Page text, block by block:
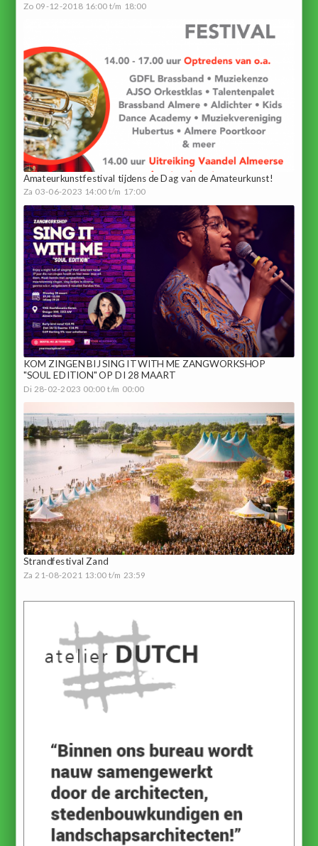
Zo 09-12-2018 16:00 t/m 18:00
Amateurkunstfestival tijdens de Dag van de Amateurkunst!
Za 03-06-2023 14:00 t/m 17:00
KOM ZINGEN BIJ SING IT WITH ME ZANGWORKSHOP
"SOUL EDITION" OP DI 28 MAART
Di 28-02-2023 00:00 t/m 00:00
Strandfestival Zand
Za 21-08-2021 13:00 t/m 23:59